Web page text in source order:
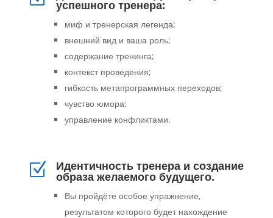
успешного тренера:
миф и тренерская легенда;
внешний вид и ваша роль;
содержание тренинга;
контекст проведения;
гибкость метапрограммных переходов;
чувство юмора;
управление конфликтами.
Z Идентичность тренера и создание
образа желаемого будущего.
Вы пройдёте особое упражнение,
результатом которого будет нахождение